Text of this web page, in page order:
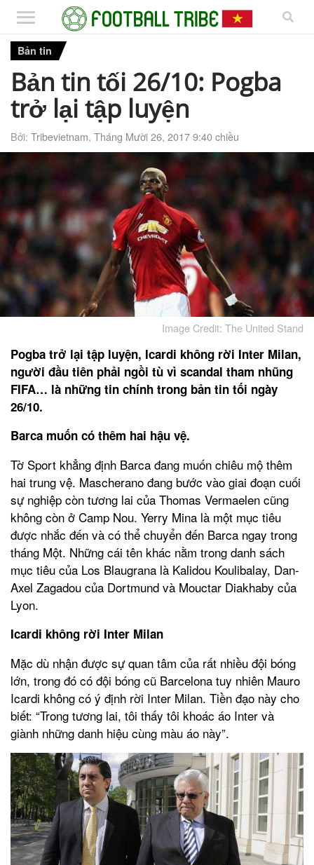
Bản tin
Bản tin tối 26/10: Pogba
trở lại tập luyện
Bởi: Tribevietnam, Tháng Mười 26, 2017 9:40 chiều
Image Credit: The United Stand
Pogba trở lại tập luyện, Icardi không rời Inter Milan,
người đầu tiên phải ngồi tù vì scandal tham nhũng
FIFA… là những tin chính trong bản tin tối ngày
26/10.
Barca muốn có thêm hai hậu vệ.
Tờ Sport khẳng định Barca đang muốn chiêu mộ thêm
hai trung vệ. Mascherano đang bước vào giai đoạn cuối
sự nghiệp còn tương lai của Thomas Vermaelen cũng
không còn ở Camp Nou. Yerry Mina là một mục tiêu
được nhắc đến và có thể chuyển đến Barca ngay trong
tháng Một. Những cái tên khác nằm trong danh sách
mục tiêu của Los Blaugrana là Kalidou Koulibalay, Dan-
Axel Zagadou của Dortmund và Mouctar Diakhaby của
Lyon.
Icardi không rời Inter Milan
Mặc dù nhận được sự quan tâm của rất nhiều đội bóng
lớn, trong đó có đội bóng cũ Barcelona tuy nhiên Mauro
Icardi không có ý định rời Inter Milan. Tiền đạo này cho
biết: “Trong tương lai, tôi thấy tôi khoác áo Inter và
giành những danh hiệu cùng màu áo này”.